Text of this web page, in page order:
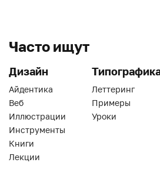
Часто ищут
Дизайн
Айдентика
Веб
Иллюстрации
Инструменты
Книги
Лекции
Леттеринг
Примеры
Уроки